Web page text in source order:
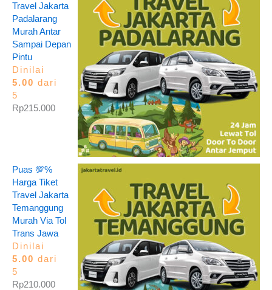
Travel Jakarta
Padalarang
Murah Antar
Sampai Depan
Pintu
Dinilai
5.00 dari
5
Rp215.000
Puas 💯%
Harga Tiket
Travel Jakarta
Temanggung
Murah Via Tol
Trans Jawa
Dinilai
5.00 dari
5
Rp210.000